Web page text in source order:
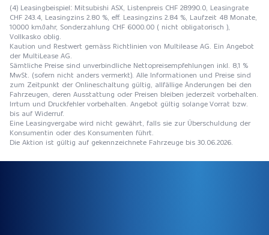
(4) Leasingbeispiel: Mitsubishi ASX, Listenpreis CHF 28990.0, Leasingrate
CHF 243.4, Leasingzins 2.80 %, eff. Leasingzins 2.84 %, Laufzeit 48 Monate,
10000 km/Jahr, Sonderzahlung CHF 6000.00 ( nicht obligatorisch ),
Vollkasko oblig.
Kaution und Restwert gemäss Richtlinien von Multilease AG. Ein Angebot
der MultiLease AG.
Sämtliche Preise sind unverbindliche Nettopreisempfehlungen inkl. 8,1 %
MwSt. (sofern nicht anders vermerkt). Alle Informationen und Preise sind
zum Zeitpunkt der Onlineschaltung gültig, allfällige Änderungen bei den
Fahrzeugen, deren Ausstattung oder Preisen bleiben jederzeit vorbehalten.
Irrtum und Druckfehler vorbehalten. Angebot gültig solange Vorrat bzw.
bis auf Widerruf.
Eine Leasingvergabe wird nicht gewährt, falls sie zur Überschuldung der
Konsumentin oder des Konsumenten führt.
Die Aktion ist gültig auf gekennzeichnete Fahrzeuge bis 30.06.2026.